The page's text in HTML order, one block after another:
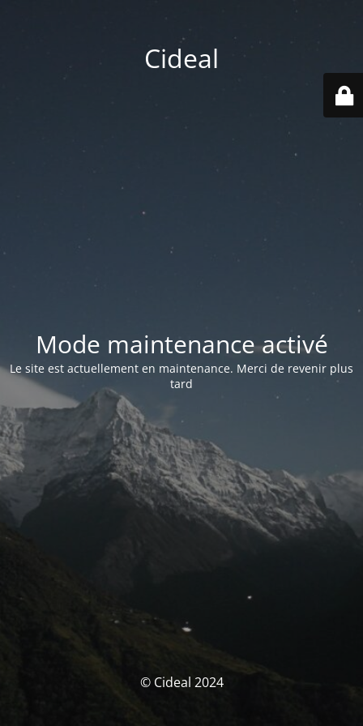
Cideal
Mode maintenance activé
Le site est actuellement en maintenance. Merci de revenir plus
tard
© Cideal 2024